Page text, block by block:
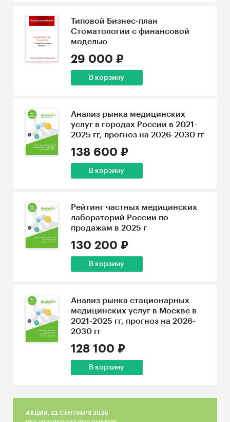
Типовой Бизнес-план
Стоматологии с финансовой
моделью
29 000 ₽
В корзину
Анализ рынка медицинских
услуг в городах России в 2021-
2025 гг, прогноз на 2026-2030 гг
138 600 ₽
В корзину
Рейтинг частных медицинских
лабораторий России по
продажам в 2025 г
130 200 ₽
В корзину
Анализ рынка стационарных
медицинских услуг в Москве в
2021-2025 гг, прогноз на 2026-
2030 гг
128 100 ₽
В корзину
AКЦИЯ, 22 СЕНТЯБРЯ 2025